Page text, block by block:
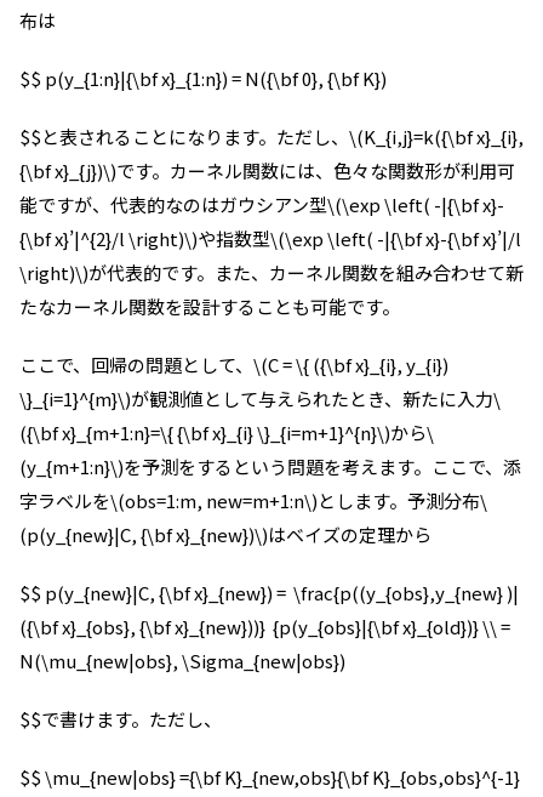
布は
$$ p(y_{1:n}|{\bf x}_{1:n}) = N({\bf 0}, {\bf K})
$$と表されることになります。ただし、\(K_{i,j}=k({\bf x}_{i},
{\bf x}_{j})\)です。カーネル関数には、色々な関数形が利用可
能ですが、代表的なのはガウシアン型\(\exp \left( -|{\bf x}-
{\bf x}’|^{2}/l \right)\)や指数型\(\exp \left( -|{\bf x}-{\bf x}’|/l
\right)\)が代表的です。また、カーネル関数を組み合わせて新
たなカーネル関数を設計することも可能です。
ここで、回帰の問題として、\(C = \{ ({\bf x}_{i}, y_{i})
\}_{i=1}^{m}\)が観測値として与えられたとき、新たに入力\
({\bf x}_{m+1:n}=\{ {\bf x}_{i} \}_{i=m+1}^{n}\)から\
(y_{m+1:n}\)を予測をするという問題を考えます。ここで、添
字ラベルを\(obs=1:m, new=m+1:n\)とします。予測分布\
(p(y_{new}|C, {\bf x}_{new})\)はベイズの定理から
$$ p(y_{new}|C, {\bf x}_{new}) = \frac{p((y_{obs},y_{new} )|
({\bf x}_{obs}, {\bf x}_{new}))} {p(y_{obs}|{\bf x}_{old})} \\ =
N(\mu_{new|obs}, \Sigma_{new|obs})
$$で書けます。ただし、
$$ \mu_{new|obs} ={\bf K}_{new,obs}{\bf K}_{obs,obs}^{-1}